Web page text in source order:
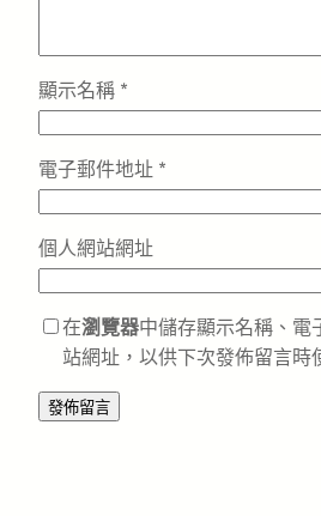
顯示名稱 *
電子郵件地址 *
個人網站網址
在瀏覽器中儲存顯示名稱、電
站網址，以供下次發佈留言時